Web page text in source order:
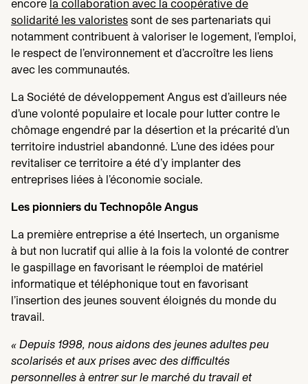
encore la collaboration avec la coopérative de
solidarité les valoristes sont de ses partenariats qui
notamment contribuent à valoriser le logement, l’emploi,
le respect de l’environnement et d’accroître les liens
avec les communautés.
La Société de développement Angus est d’ailleurs née
d’une volonté populaire et locale pour lutter contre le
chômage engendré par la désertion et la précarité d’un
territoire industriel abandonné. L’une des idées pour
revitaliser ce territoire a été d’y implanter des
entreprises liées à l’économie sociale.
Les pionniers du Technopôle Angus
La première entreprise a été Insertech, un organisme
à but non lucratif qui allie à la fois la volonté de contrer
le gaspillage en favorisant le réemploi de matériel
informatique et téléphonique tout en favorisant
l’insertion des jeunes souvent éloignés du monde du
travail.
« Depuis 1998 , nous aidons des jeunes adultes peu
scolarisés et aux prises avec des difficultés
personnelles à entrer sur le marché du travail et